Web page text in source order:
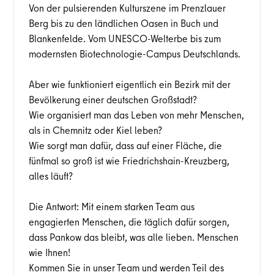
Von der pulsierenden Kulturszene im Prenzlauer
Berg bis zu den ländlichen Oasen in Buch und
Blankenfelde. Vom UNESCO-Welterbe bis zum
modernsten Biotechnologie-Campus Deutschlands.
Aber wie funktioniert eigentlich ein Bezirk mit der
Bevölkerung einer deutschen Großstadt?
Wie organisiert man das Leben von mehr Menschen,
als in Chemnitz oder Kiel leben?
Wie sorgt man dafür, dass auf einer Fläche, die
fünfmal so groß ist wie Friedrichshain-Kreuzberg,
alles läuft?
Die Antwort: Mit einem starken Team aus
engagierten Menschen, die täglich dafür sorgen,
dass Pankow das bleibt, was alle lieben. Menschen
wie Ihnen!
Kommen Sie in unser Team und werden Teil des